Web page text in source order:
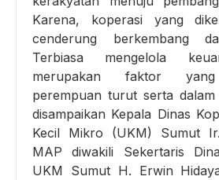
Karena, koperasi yang
cenderung berkembang
Terbiasa mengelola
merupakan faktor yang
perempuan turut serta
disampaikan Kepala Dinas
Kecil Mikro (UKM) Sumut
MAP diwakili Sekertaris
UKM Sumut H. Erwin